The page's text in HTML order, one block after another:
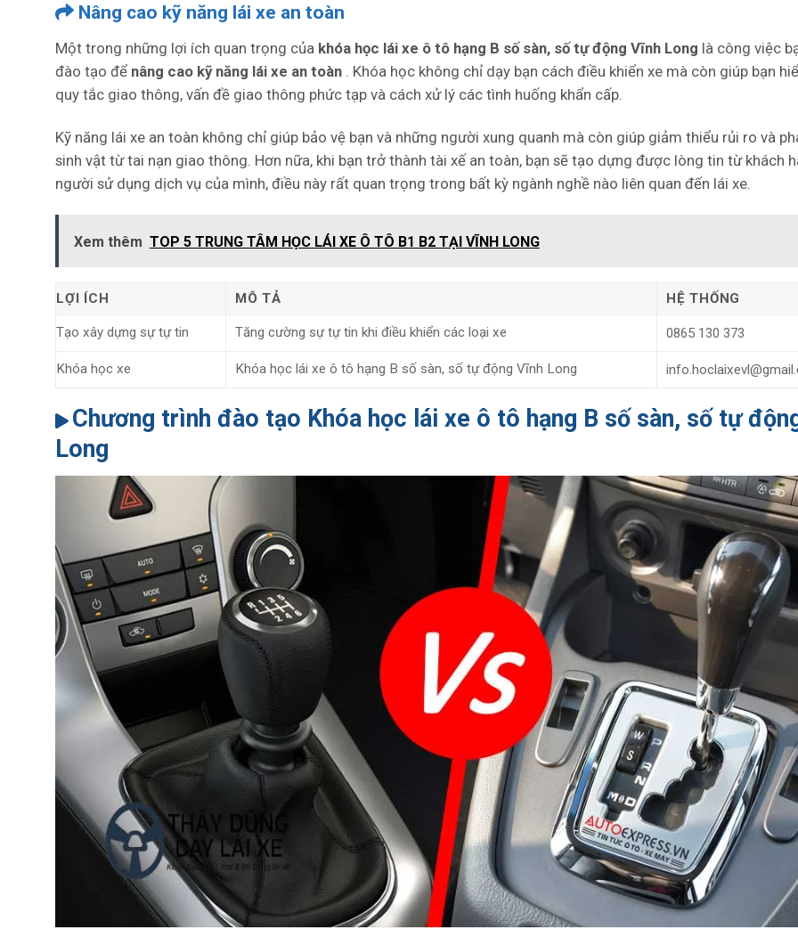
Nâng cao kỹ năng lái xe an toàn
Một trong những lợi ích quan trọng của khóa học lái xe ô tô hạng B số sàn, số tự động Vĩnh Long là công việc
đào tạo để nâng cao kỹ năng lái xe an toàn . Khóa học không chỉ dạy bạn cách điều khiển xe mà còn giúp bạn
quy tắc giao thông, vấn đề giao thông phức tạp và cách xử lý các tình huống khẩn cấp.
Kỹ năng lái xe an toàn không chỉ giúp bảo vệ bạn và những người xung quanh mà còn giúp giảm thiểu rủi ro và
sinh vật từ tai nạn giao thông. Hơn nữa, khi bạn trở thành tài xế an toàn, bạn sẽ tạo dựng được lòng tin từ khách
người sử dụng dịch vụ của mình, điều này rất quan trọng trong bất kỳ ngành nghề nào liên quan đến lái xe.
Xem thêm TOP 5 TRUNG TÂM HỌC LÁI XE Ô TÔ B1 B2 TẠI VĨNH LONG
LỢI ÍCH MÔ TẢ HỆ THỐNG
Tạo xây dựng sự tự tin Tăng cường sự tự tin khi điều khiển các loại xe 0865 130 373
Khóa học xe Khóa học lái xe ô tô hạng B số sàn, số tự động Vĩnh Long
Chương trình đào tạo Khóa học lái xe ô tô hạng B số sàn, số tự
Long